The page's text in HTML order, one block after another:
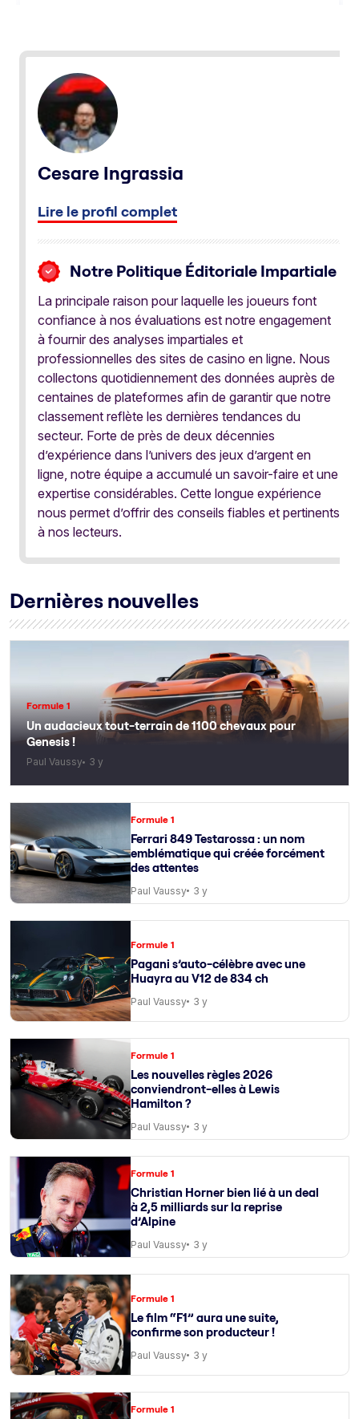
Cesare Ingrassia
Lire le profil complet
Notre Politique Éditoriale Impartiale
La principale raison pour laquelle les joueurs font
confiance à nos évaluations est notre engagement
à fournir des analyses impartiales et
professionnelles des sites de casino en ligne. Nous
collectons quotidiennement des données auprès de
centaines de plateformes afin de garantir que notre
classement reflète les dernières tendances du
secteur. Forte de près de deux décennies
d’expérience dans l’univers des jeux d’argent en
ligne, notre équipe a accumulé un savoir-faire et une
expertise considérables. Cette longue expérience
nous permet d’offrir des conseils fiables et pertinents
à nos lecteurs.
Dernières nouvelles
Formule 1
Un audacieux tout-terrain de 1100 chevaux pour
Genesis !
Paul Vaussy 3 y
Formule 1
Ferrari 849 Testarossa : un nom
emblématique qui créée forcément
des attentes
Paul Vaussy 3 y
Formule 1
Pagani s’auto-célèbre avec une
Huayra au V12 de 834 ch
Paul Vaussy 3 y
Formule 1
Les nouvelles règles 2026
conviendront-elles à Lewis
Hamilton ?
Paul Vaussy 3 y
Formule 1
Christian Horner bien lié à un deal
à 2,5 milliards sur la reprise
d’Alpine
Paul Vaussy 3 y
Formule 1
Le film “F1” aura une suite,
confirme son producteur !
Paul Vaussy 3 y
Formule 1